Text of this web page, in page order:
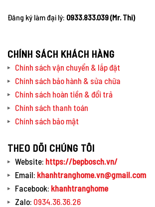
Đăng ký làm đại lý: 0933.833.039 (Mr. Thi)
CHÍNH SÁCH KHÁCH HÀNG
Chính sách vận chuyển & lắp đặt
Chính sách bảo hành & sửa chữa
Chính sách hoàn tiền & đổi trả
Chính sách thanh toán
Chính sách bảo mật
THEO DÕI CHÚNG TÔI
Website: https://bepbosch.vn/
Email: khanhtranghome.vn@gmail.com
Facebook: khanhtranghome
Zalo: 0934.36.36.26